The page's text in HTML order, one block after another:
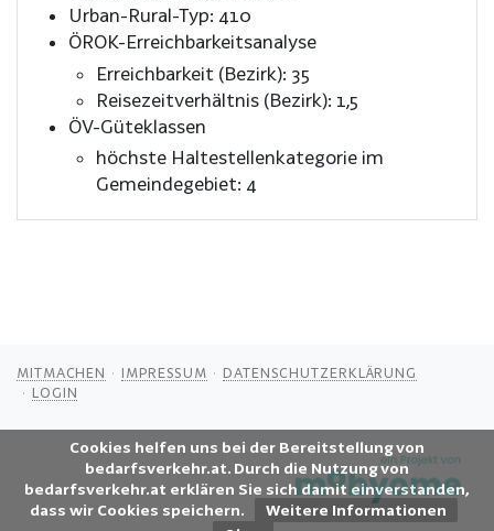
Cookies helfen uns bei der Bereitstellung von
bedarfsverkehr.at. Durch die Nutzung von
bedarfsverkehr.at erklären Sie sich damit einverstanden,
dass wir Cookies speichern.
Weitere Informationen
Urban-Rural-Typ: 410
ÖROK-Erreichbarkeitsanalyse
Erreichbarkeit (Bezirk): 35
Reisezeitverhältnis (Bezirk): 1,5
ÖV-Güteklassen
höchste Haltestellenkategorie im
Gemeindegebiet: 4
MITMACHEN IMPRESSUM
DATENSCHUTZERKLÄRUNG
LOGIN